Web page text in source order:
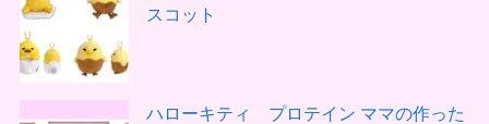
スコット
ハローキティ プロテイン ママの作った